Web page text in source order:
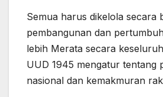
‎Semua harus dikelola secara
pembangunan dan
lebih Merata secara
UUD 1945 mengatur tentang
nasional dan kemakmuran